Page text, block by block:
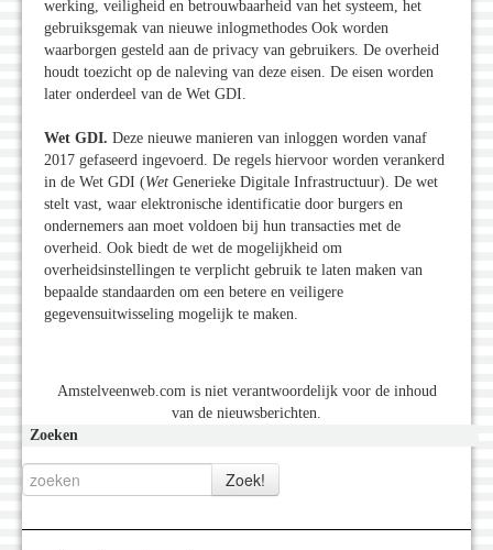
werking, veiligheid en betrouwbaarheid van het systeem, het
gebruiksgemak van nieuwe inlogmethodes Ook worden
waarborgen gesteld aan de privacy van gebruikers. De overheid
houdt toezicht op de naleving van deze eisen. De eisen worden
later onderdeel van de Wet GDI.
Wet GDI. Deze nieuwe manieren van inloggen worden vanaf
2017 gefaseerd ingevoerd. De regels hiervoor worden verankerd
in de Wet GDI (Wet Generieke Digitale Infrastructuur). De wet
stelt vast, waar elektronische identificatie door burgers en
ondernemers aan moet voldoen bij hun transacties met de
overheid. Ook biedt de wet de mogelijkheid om
overheidsinstellingen te verplicht gebruik te laten maken van
bepaalde standaarden om een betere en veiligere
gegevensuitwisseling mogelijk te maken.
Amstelveenweb.com is niet verantwoordelijk voor de inhoud
van de nieuwsberichten.
Zoeken